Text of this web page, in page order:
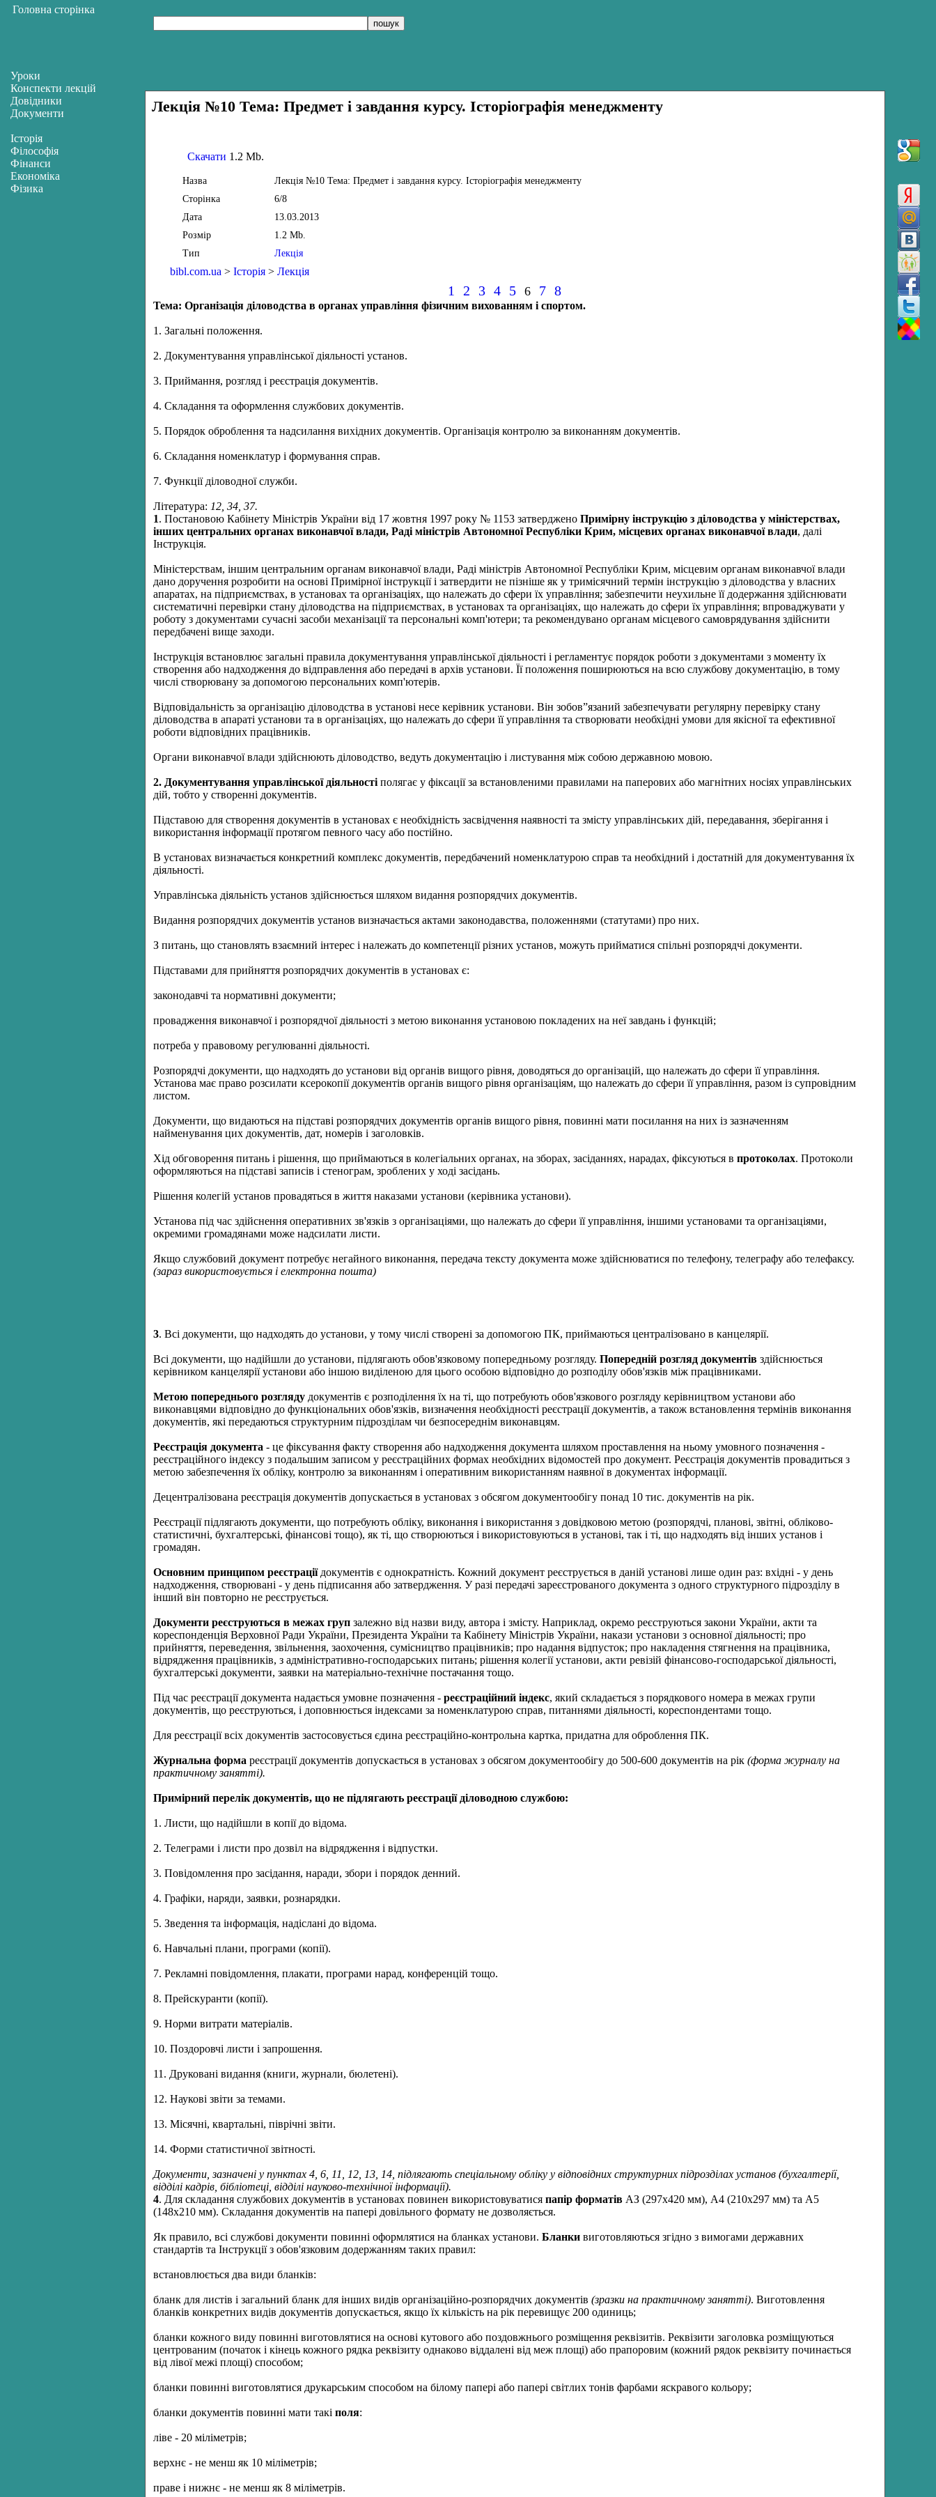
Лекція №10 Тема: Предмет і завдання курсу. Історіографія менеджменту
Скачати 1.2 Mb.
Назва
Лекція №10 Тема: Предмет і завдання курсу. Історіографія менеджменту
Сторінка
6/8
Дата
13.03.2013
Розмір
1.2 Mb.
Тип
Лекція
bibl.com.ua > Історія > Лекція
1 2 3 4 5 6 7 8
Тема: Організація діловодства в органах управління фізичним вихованням і спортом.
1. Загальні положення.
2. Документування управлінської діяльності установ.
3. Приймання, розгляд і реєстрація документів.
4. Складання та оформлення службових документів.
5. Порядок оброблення та надсилання вихідних документів. Організація контролю за виконанням документів.
6. Складання номенклатур і формування справ.
7. Функції діловодної служби.
Література: 12, 34, 37.
1. Постановою Кабінету Міністрів України від 17 жовтня 1997 року № 1153 затверджено Примірну інструкцію з діловодства у міністерствах,
інших центральних органах виконавчої влади, Раді міністрів Автономної Республіки Крим, місцевих органах виконавчої влади, далі
Інструкція.
Міністерствам, іншим центральним органам виконавчої влади, Раді міністрів Автономної Республіки Крим, місцевим органам виконавчої влади
дано доручення розробити на основі Примірної інструкції і затвердити не пізніше як у тримісячний термін інструкцію з діловодства у власних
апаратах, на підприємствах, в установах та організаціях, що належать до сфери їх управління; забезпечити неухильне її додержання здійснювати
систематичні перевірки стану діловодства на підприємствах, в установах та організаціях, що належать до сфери їх управління; впроваджувати у
роботу з документами сучасні засоби механізації та персональні комп'ютери; та рекомендувано органам місцевого самоврядування здійснити
передбачені вище заходи.
Інструкція встановлює загальні правила документування управлінської діяльності і регламентує порядок роботи з документами з моменту їх
створення або надходження до відправлення або передачі в архів установи. Її положення поширюються на всю службову документацію, в тому
числі створювану за допомогою персональних комп'ютерів.
Відповідальність за організацію діловодства в установі несе керівник установи. Він зобов”язаний забезпечувати регулярну перевірку стану
діловодства в апараті установи та в організаціях, що належать до сфери її управління та створювати необхідні умови для якісної та ефективної
роботи відповідних працівників.
Органи виконавчої влади здійснюють діловодство, ведуть документацію і листування між собою державною мовою.
2. Документування управлінської діяльності полягає у фіксації за встановленими правилами на паперових або магнітних носіях управлінських
дій, тобто у створенні документів.
Підставою для створення документів в установах є необхідність засвідчення наявності та змісту управлінських дій, передавання, зберігання і
використання інформації протягом певного часу або постійно.
В установах визначається конкретний комплекс документів, передбачений номенклатурою справ та необхідний і достатній для документування їх
діяльності.
Управлінська діяльність установ здійснюється шляхом видання розпорядчих документів.
Видання розпорядчих документів установ визначається актами законодавства, положеннями (статутами) про них.
З питань, що становлять взаємний інтерес і належать до компетенції різних установ, можуть прийматися спільні розпорядчі документи.
Підставами для прийняття розпорядчих документів в установах є:
законодавчі та нормативні документи;
провадження виконавчої і розпорядчої діяльності з метою виконання установою покладених на неї завдань і функцій;
потреба у правовому регулюванні діяльності.
Розпорядчі документи, що надходять до установи від органів вищого рівня, доводяться до організацій, що належать до сфери її управління.
Установа має право розсилати ксерокопії документів органів вищого рівня організаціям, що належать до сфери її управління, разом із супровідним
листом.
Документи, що видаються на підставі розпорядчих документів органів вищого рівня, повинні мати посилання на них із зазначенням
найменування цих документів, дат, номерів і заголовків.
Хід обговорення питань і рішення, що приймаються в колегіальних органах, на зборах, засіданнях, нарадах, фіксуються в протоколах. Протоколи
оформляються на підставі записів і стенограм, зроблених у ході засідань.
Рішення колегій установ провадяться в життя наказами установи (керівника установи).
Установа під час здійснення оперативних зв'язків з організаціями, що належать до сфери її управління, іншими установами та організаціями,
окремими громадянами може надсилати листи.
Якщо службовий документ потребує негайного виконання, передача тексту документа може здійснюватися по телефону, телеграфу або телефаксу.
(зараз використовується і електронна пошта)
3. Всі документи, що надходять до установи, у тому числі створені за допомогою ПК, приймаються централізовано в канцелярії.
Всі документи, що надійшли до установи, підлягають обов'язковому попередньому розгляду. Попередній розгляд документів здійснюється
керівником канцелярії установи або іншою виділеною для цього особою відповідно до розподілу обов'язків між працівниками.
Метою попереднього розгляду документів є розподілення їх на ті, що потребують обов'язкового розгляду керівництвом установи або
виконавцями відповідно до функціональних обов'язків, визначення необхідності реєстрації документів, а також встановлення термінів виконання
документів, які передаються структурним підрозділам чи безпосереднім виконавцям.
Реєстрація документа - це фіксування факту створення або надходження документа шляхом проставлення на ньому умовного позначення -
реєстраційного індексу з подальшим записом у реєстраційних формах необхідних відомостей про документ. Реєстрація документів провадиться з
метою забезпечення їх обліку, контролю за виконанням і оперативним використанням наявної в документах інформації.
Децентралізована реєстрація документів допускається в установах з обсягом документообігу понад 10 тис. документів на рік.
Реєстрації підлягають документи, що потребують обліку, виконання і використання з довідковою метою (розпорядчі, планові, звітні, обліково-
статистичні, бухгалтерські, фінансові тощо), як ті, що створюються і використовуються в установі, так і ті, що надходять від інших установ і
громадян.
Основним принципом реєстраціїдокументів є однократність. Кожний документ реєструється в даній установі лише один раз: вхідні - у день
надходження, створювані - у день підписання або затвердження. У разі передачі зареєстрованого документа з одного структурного підрозділу в
інший він повторно не реєструється.
Документи реєструються в межах груп залежно від назви виду, автора і змісту. Наприклад, окремо реєструються закони України, акти та
кореспонденція Верховної Ради України, Президента України та Кабінету Міністрів України, накази установи з основної діяльності; про
прийняття, переведення, звільнення, заохочення, сумісництво працівників; про надання відпусток; про накладення стягнення на працівника,
відрядження працівників, з адміністративно-господарських питань; рішення колегії установи, акти ревізій фінансово-господарської діяльності,
бухгалтерські документи, заявки на матеріально-технічне постачання тощо.
Під час реєстрації документа надається умовне позначення - реєстраційний індекс, який складається з порядкового номера в межах групи
документів, що реєструються, і доповнюється індексами за номенклатурою справ, питаннями діяльності, кореспондентами тощо.
Для реєстрації всіх документів застосовується єдина реєстраційно-контрольна картка, придатна для оброблення ПК.
Журнальна форма реєстрації документів допускається в установах з обсягом документообігу до 500-600 документів на рік (форма журналу на
практичному занятті).
Примірний перелік документів, що не підлягають реєстрації діловодною службою:
1. Листи, що надійшли в копії до відома.
2. Телеграми і листи про дозвіл на відрядження і відпустки.
3. Повідомлення про засідання, наради, збори і порядок денний.
4. Графіки, наряди, заявки, рознарядки.
5. Зведення та інформація, надіслані до відома.
6. Навчальні плани, програми (копії).
7. Рекламні повідомлення, плакати, програми нарад, конференцій тощо.
8. Прейскуранти (копії).
9. Норми витрати матеріалів.
10. Поздоровчі листи і запрошення.
11. Друковані видання (книги, журнали, бюлетені).
12. Наукові звіти за темами.
13. Місячні, квартальні, піврічні звіти.
14. Форми статистичної звітності.
Документи, зазначені у пунктах 4, 6, 11, 12, 13, 14, підлягають спеціальному обліку у відповідних структурних підрозділах установ (бухгалтерії,
відділі кадрів, бібліотеці, відділі науково-технічної інформації).
4. Для складання службових документів в установах повинен використовуватися папір форматів АЗ (297х420 мм), А4 (210х297 мм) та А5
(148х210 мм). Складання документів на папері довільного формату не дозволяється.
Як правило, всі службові документи повинні оформлятися на бланках установи. Бланки виготовляються згідно з вимогами державних
стандартів та Інструкції з обов'язковим додержанням таких правил:
встановлюється два види бланків:
бланк для листів і загальний бланк для інших видів організаційно-розпорядчих документів (зразки на практичному занятті). Виготовлення
бланків конкретних видів документів допускається, якщо їх кількість на рік перевищує 200 одиниць;
бланки кожного виду повинні виготовлятися на основі кутового або поздовжнього розміщення реквізитів. Реквізити заголовка розміщуються
центрованим (початок і кінець кожного рядка реквізиту однаково віддалені від меж площі) або прапоровим (кожний рядок реквізиту починається
від лівої межі площі) способом;
бланки повинні виготовлятися друкарським способом на білому папері або папері світлих тонів фарбами яскравого кольору;
бланки документів повинні мати такі поля:
ліве - 20 міліметрів;
верхнє - не менш як 10 міліметрів;
праве і нижнє - не менш як 8 міліметрів.
Уроки
Конспекти лекцій
Довідники
Документи
Історія
Філософія
Фінанси
Економіка
Фізика
Головна сторінка